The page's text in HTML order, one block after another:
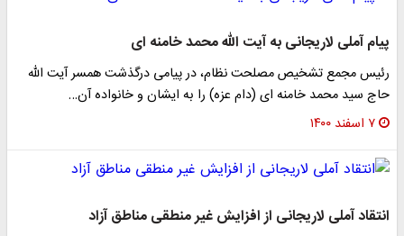
پیام آملی لاریجانی به آیت الله محمد خامنه ای
رئیس مجمع تشخیص مصلحت نظام، در پیامی درگذشت همسر آیت الله
حاج سید محمد خامنه ای (دام عزه) را به ایشان و خانواده آن…
۷ اسفند ۱۴۰۰
انتقاد آملی لاریجانی از افزایش غیر منطقی مناطق آزاد